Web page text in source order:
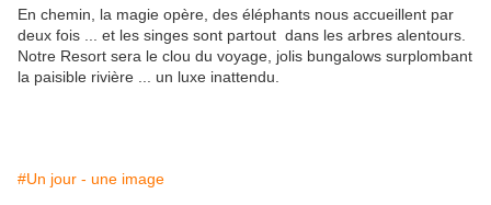
En chemin, la magie opère, des éléphants nous accueillent par
deux fois ... et les singes sont partout dans les arbres alentours.
Notre Resort sera le clou du voyage, jolis bungalows surplombant
la paisible rivière ... un luxe inattendu.
#Un jour - une image